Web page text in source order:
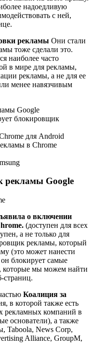
надоедливую
с ней,
рекламы Они стали
тоже сделали это.
наиболее часто
в мире для рекламы,
рекламы, а не для ее
менее навязчивым
Google
блокировщик
для Android
в Chrome
рекламы Google
о включении
(доступен для всех
а не только для
рекламы, который
(это может нанести
блокирует самые
мы можем найти
страниц.
Коалиция за
в которой также есть
рекламных компаний в
основатели), а также
Taboola, News Corp,
Alliance, GroupM,